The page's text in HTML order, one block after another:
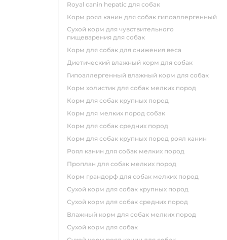
royal canin hepatic для собак
корм роял канин для собак гипоаллергенный
сухой корм для чувствительного
пищеварения для собак
корм для собак для снижения веса
диетический влажный корм для собак
гипоаллергенный влажный корм для собак
корм холистик для собак мелких пород
корм для собак крупных пород
корм для мелких пород собак
корм для собак средних пород
корм для собак крупных пород роял канин
роял канин для собак мелких пород
проплан для собак мелких пород
корм грандорф для собак мелких пород
сухой корм для собак крупных пород
сухой корм для собак средних пород
влажный корм для собак мелких пород
сухой корм для собак